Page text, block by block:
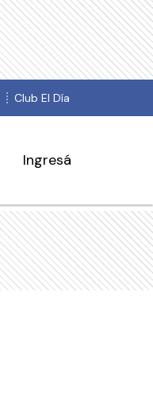
Club El Día
Ingresá